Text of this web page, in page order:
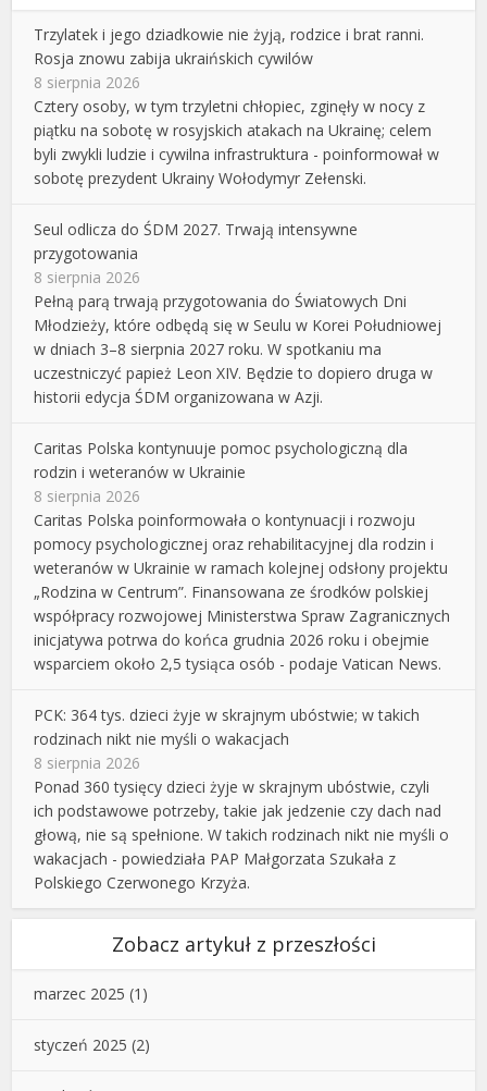
Trzylatek i jego dziadkowie nie żyją, rodzice i brat ranni.
Rosja znowu zabija ukraińskich cywilów
8 sierpnia 2026
Cztery osoby, w tym trzyletni chłopiec, zginęły w nocy z
piątku na sobotę w rosyjskich atakach na Ukrainę; celem
byli zwykli ludzie i cywilna infrastruktura - poinformował w
sobotę prezydent Ukrainy Wołodymyr Zełenski.
Seul odlicza do ŚDM 2027. Trwają intensywne
przygotowania
8 sierpnia 2026
Pełną parą trwają przygotowania do Światowych Dni
Młodzieży, które odbędą się w Seulu w Korei Południowej
w dniach 3–8 sierpnia 2027 roku. W spotkaniu ma
uczestniczyć papież Leon XIV. Będzie to dopiero druga w
historii edycja ŚDM organizowana w Azji.
Caritas Polska kontynuuje pomoc psychologiczną dla
rodzin i weteranów w Ukrainie
8 sierpnia 2026
Caritas Polska poinformowała o kontynuacji i rozwoju
pomocy psychologicznej oraz rehabilitacyjnej dla rodzin i
weteranów w Ukrainie w ramach kolejnej odsłony projektu
„Rodzina w Centrum”. Finansowana ze środków polskiej
współpracy rozwojowej Ministerstwa Spraw Zagranicznych
inicjatywa potrwa do końca grudnia 2026 roku i obejmie
wsparciem około 2,5 tysiąca osób - podaje Vatican News.
PCK: 364 tys. dzieci żyje w skrajnym ubóstwie; w takich
rodzinach nikt nie myśli o wakacjach
8 sierpnia 2026
Ponad 360 tysięcy dzieci żyje w skrajnym ubóstwie, czyli
ich podstawowe potrzeby, takie jak jedzenie czy dach nad
głową, nie są spełnione. W takich rodzinach nikt nie myśli o
wakacjach - powiedziała PAP Małgorzata Szukała z
Polskiego Czerwonego Krzyża.
Zobacz artykuł z przeszłości
marzec 2025 (1)
styczeń 2025 (2)